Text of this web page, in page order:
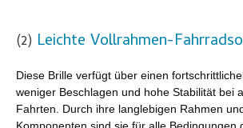
(2) Leichte Vollrahmen-
Diese Brille verfügt über einen
weniger Beschlagen und hohe Stabilität bei
Fahrten. Durch ihre langlebigen Rahmen